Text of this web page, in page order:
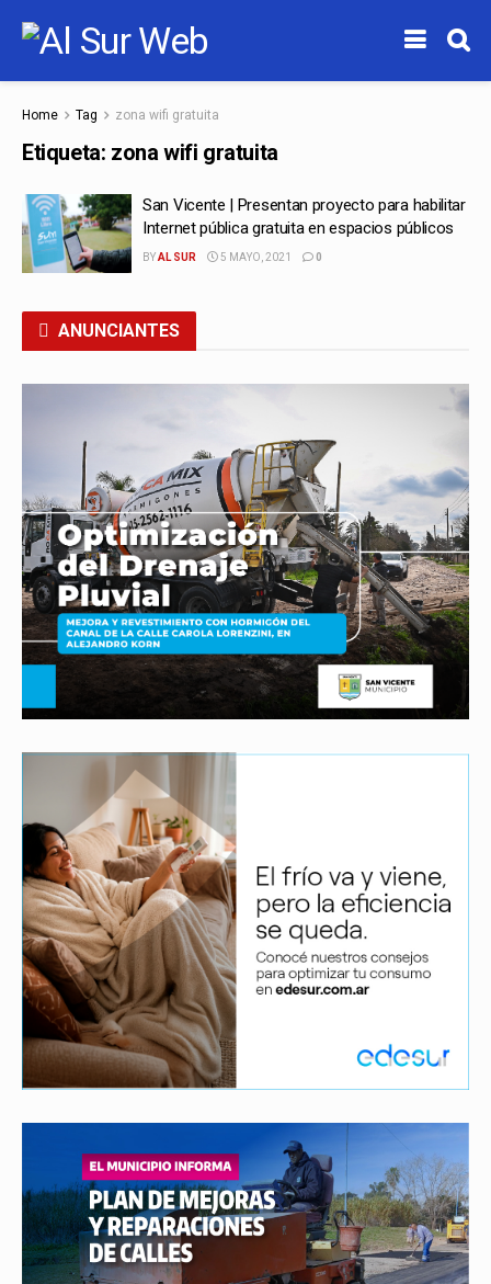
Home Tag zona wifi gratuita
Etiqueta: zona wifi gratuita
San Vicente | Presentan proyecto para habilitar
Internet pública gratuita en espacios públicos
BYAL SUR 5 MAYO, 2021 0
ANUNCIANTES